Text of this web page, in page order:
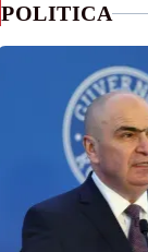
POLITICA